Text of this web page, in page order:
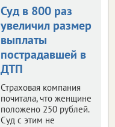
Суд в 800 раз
увеличил размер
выплаты
пострадавшей в
ДТП
Страховая компания
почитала, что женщине
положено 250 рублей.
Суд с этим не